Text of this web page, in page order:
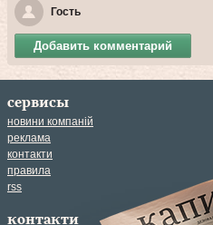
Гость
Добавить комментарий
сервисы
новини компаній
реклама
контакти
правила
rss
контакти